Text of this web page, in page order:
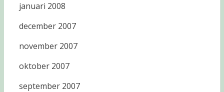
januari 2008
december 2007
november 2007
oktober 2007
september 2007